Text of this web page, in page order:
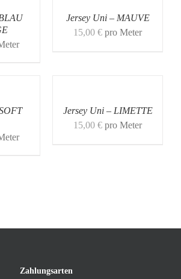
Jersey Uni – MAUVE
15,00 € pro Meter
Jersey Uni – LIMETTE
15,00 € pro Meter
Zahlungsarten